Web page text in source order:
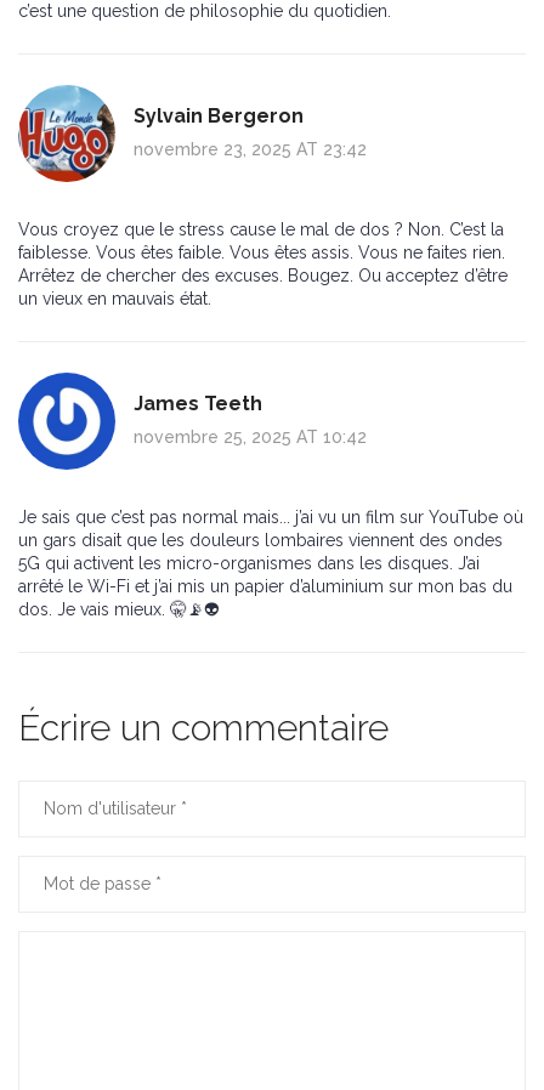
c’est une question de philosophie du quotidien.
Sylvain Bergeron
novembre 23, 2025 AT 23:42
Vous croyez que le stress cause le mal de dos ? Non. C’est la
faiblesse. Vous êtes faible. Vous êtes assis. Vous ne faites rien.
Arrêtez de chercher des excuses. Bougez. Ou acceptez d’être
un vieux en mauvais état.
James Teeth
novembre 25, 2025 AT 10:42
Je sais que c’est pas normal mais... j’ai vu un film sur YouTube où
un gars disait que les douleurs lombaires viennent des ondes
5G qui activent les micro-organismes dans les disques. J’ai
arrêté le Wi-Fi et j’ai mis un papier d’aluminium sur mon bas du
dos. Je vais mieux. 🤫📡👽
Écrire un commentaire